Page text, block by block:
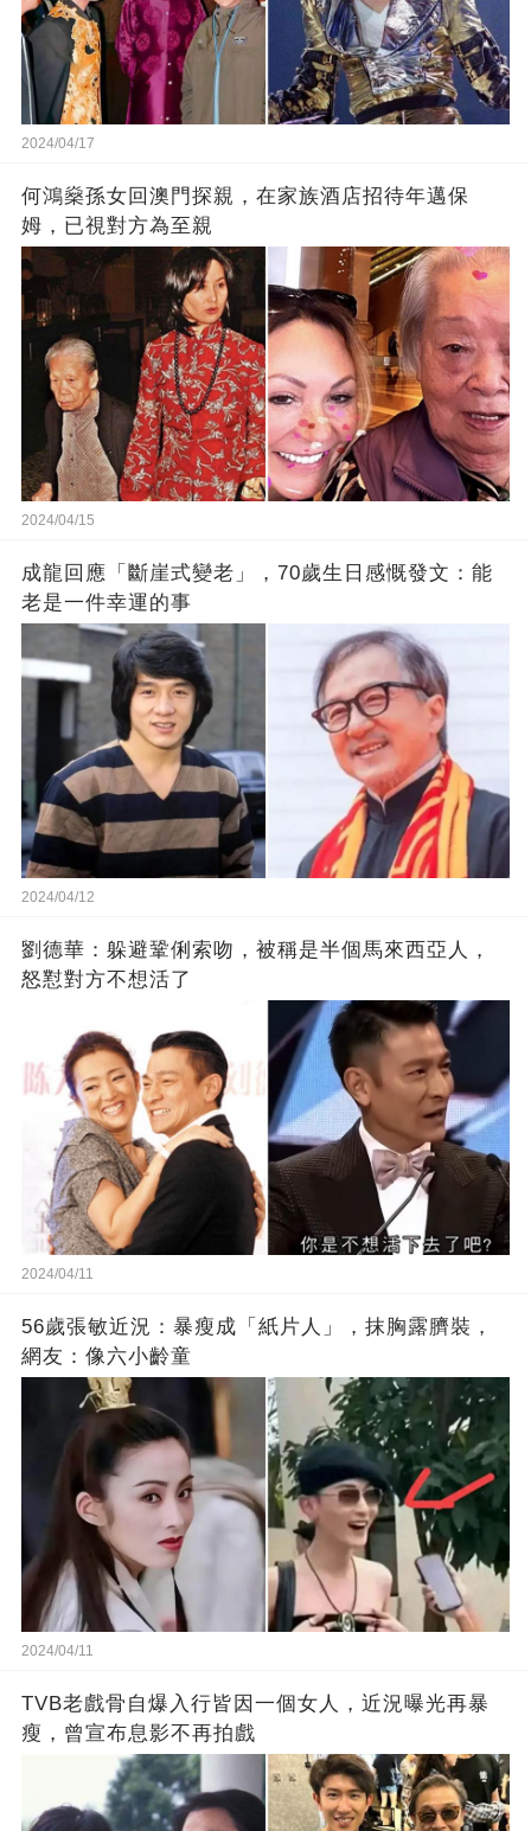
2024/04/17
何鴻燊孫女回澳門探親，在家族酒店招待年邁保
姆，已視對方為至親
2024/04/15
成龍回應「斷崖式變老」，70歲生日感慨發文：能
老是一件幸運的事
2024/04/12
劉德華：躲避鞏俐索吻，被稱是半個馬來西亞人，
怒懟對方不想活了
2024/04/11
56歲張敏近況：暴瘦成「紙片人」，抹胸露臍裝，
網友：像六小齡童
2024/04/11
TVB老戲骨自爆入行皆因一個女人，近況曝光再暴
瘦，曾宣布息影不再拍戲